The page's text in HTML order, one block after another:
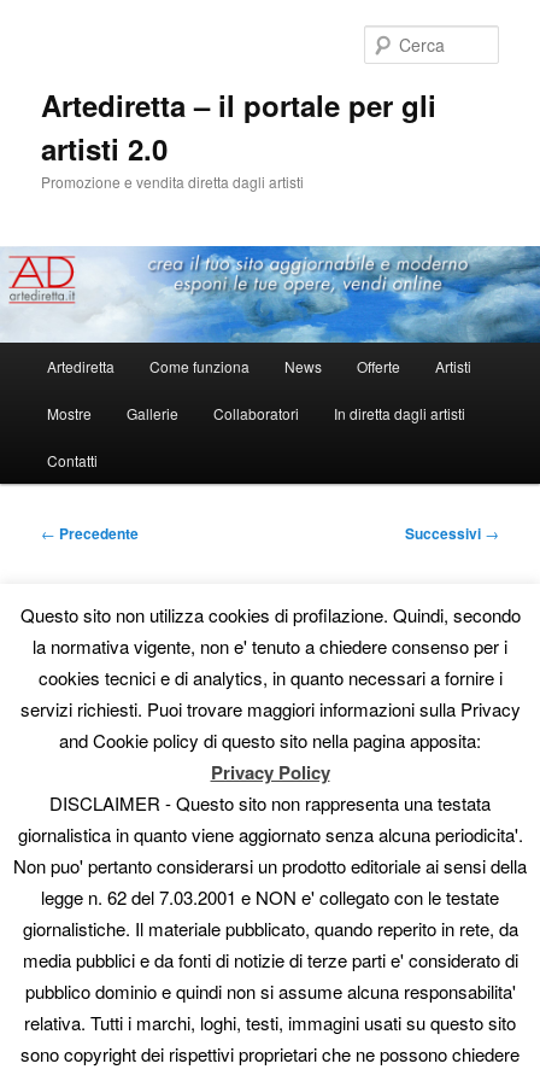
Artediretta – il portale per gli
artisti 2.0
Promozione e vendita diretta dagli artisti
Vai
al
contenuto
principale
Artediretta Come funziona News Offerte Artisti
Mostre Gallerie Collaboratori In diretta dagli artisti
Contatti
Navigazione
← Precedente Successivi →
Nuovo servizio generazione
codici afanumerici in grandi
quantitativi
Pubblicato ilNovembre 2, 2018daadmin_artedire
Hai bisogno di codici unici alfanumerici per:
Codici voucher
Codici da applicare prodotti
gratta e vinci
Codici per Concorsi
L’unico sito a fornire anche oltre 300.000.000 (si 300 milioni!) di
Questo sito non utilizza cookies di profilazione. Quindi, secondo
la normativa vigente, non e' tenuto a chiedere consenso per i
cookies tecnici e di analytics, in quanto necessari a fornire i
servizi richiesti. Puoi trovare maggiori informazioni sulla Privacy
and Cookie policy di questo sito nella pagina apposita:
Privacy Policy
DISCLAIMER - Questo sito non rappresenta una testata
giornalistica in quanto viene aggiornato senza alcuna periodicita'.
Non puo' pertanto considerarsi un prodotto editoriale ai sensi della
legge n. 62 del 7.03.2001 e NON e' collegato con le testate
giornalistiche. Il materiale pubblicato, quando reperito in rete, da
media pubblici e da fonti di notizie di terze parti e' considerato di
pubblico dominio e quindi non si assume alcuna responsabilita'
relativa. Tutti i marchi, loghi, testi, immagini usati su questo sito
sono copyright dei rispettivi proprietari che ne possono chiedere